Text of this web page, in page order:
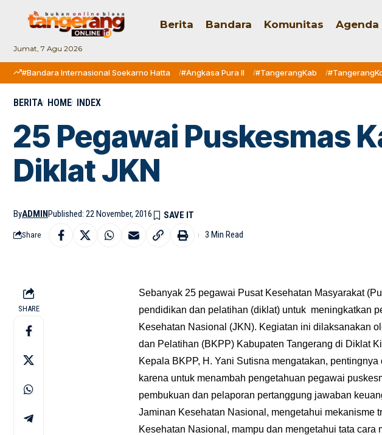
Jumat, 7 Agu 2026
Berita Bandara Komunitas Agenda
#Bandara Internasional Soekarno Hatta #Angkasa Pura II #TangerangKab
BERITA HOME INDEX
25 Pegawai Puskesmas
Diklat JKN
ByADMINPublished: 22 November, 2016
Share 3 Min Read
SHARE
Sebanyak 25 pegawai Pusat Kesehatan Masyarakat
pendidikan dan pelatihan (diklat) untuk meningkatkan
Kesehatan Nasional (JKN). Kegiatan ini dilaksanakan
dan Pelatihan (BKPP) Kabupaten Tangerang di Diklat
Kepala BKPP, H. Yani Sutisna mengatakan,
karena untuk menambah pengetahuan pegawai
pembukuan dan pelaporan pertanggung jawaban
Jaminan Kesehatan Nasional, mengetahui mekanisme
Kesehatan Nasional, mampu dan mengetahui tata cara